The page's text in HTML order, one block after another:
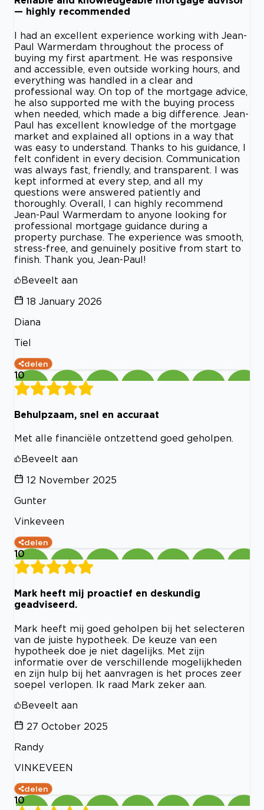
— highly recommended
I had an excellent experience working with Jean-
Paul Warmerdam throughout the process of
buying my first apartment. He was responsive
and accessible, even outside working hours, and
everything was handled in a clear and
professional way. On top of the mortgage advice,
he also supported me with the buying process
when needed, which made a big difference. Jean-
Paul has excellent knowledge of the mortgage
market and explained all options in a way that
was easy to understand. Thanks to his guidance, I
felt confident in every decision. Communication
was always fast, friendly, and transparent. I was
kept informed at every step, and all my
questions were answered patiently and
thoroughly. Overall, I can highly recommend
Jean-Paul Warmerdam to anyone looking for
professional mortgage guidance during a
property purchase. The experience was smooth,
stress-free, and genuinely positive from start to
finish. Thank you, Jean-Paul!
Beveelt aan
18 January 2026
Diana
Tiel
delen
10
Behulpzaam, snel en accuraat
Met alle financiële ontzettend goed geholpen.
Beveelt aan
12 November 2025
Gunter
Vinkeveen
delen
10
Mark heeft mij proactief en deskundig
geadviseerd.
Mark heeft mij goed geholpen bij het selecteren
van de juiste hypotheek. De keuze van een
hypotheek doe je niet dagelijks. Met zijn
informatie over de verschillende mogelijkheden
en zijn hulp bij het aanvragen is het proces zeer
soepel verlopen. Ik raad Mark zeker aan.
Beveelt aan
27 October 2025
Randy
VINKEVEEN
delen
10